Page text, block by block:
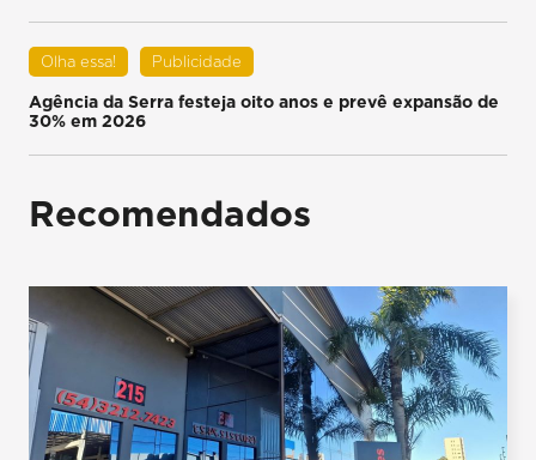
Olha essa! Publicidade
Agência da Serra festeja oito anos e prevê expansão de
30% em 2026
Recomendados